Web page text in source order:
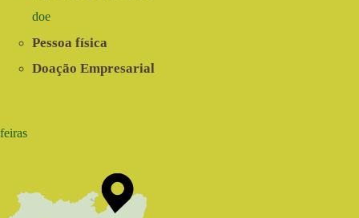
doe
Pessoa física
Doação Empresarial
feiras